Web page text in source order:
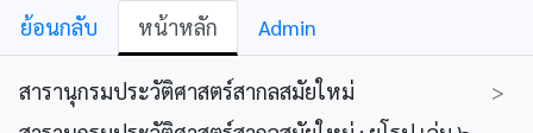
ย้อนกลับ หน้าหลัก Admin
สารานุกรมประวัติศาสตร์สากลสมัยใหม่
>